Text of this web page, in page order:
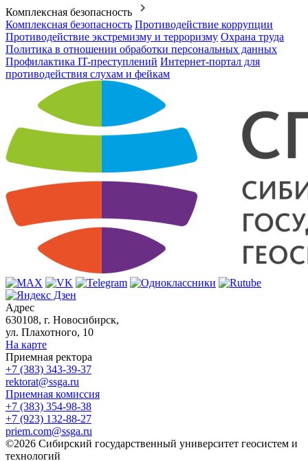
Комплексная безопасность
Комплексная безопасность Противодействие коррупции
Противодействие экстремизму и терроризму Охрана труда
Политика в отношении обработки персональных данных
Профилактика IT-преступлений Интернет-портал для
противодействия слухам и фейкам
Адрес
630108, г. Новосибирск,
ул. Плахотного, 10
На карте
Приемная ректора
+7 (383) 343-39-37
rektorat@ssga.ru
Приемная комиссия
+7 (383) 354-98-38
+7 (923) 132-88-27
priem.com@ssga.ru
©2026 Сибирский государственный университет геосистем и
технологий